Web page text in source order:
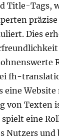
Title-Tags,
Dies
fh-
eine
von Texten
eine
Nutzers